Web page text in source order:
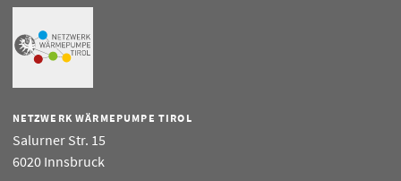
NETZWERK WÄRMEPUMPE TIROL
Salurner Str. 15
6020 Innsbruck